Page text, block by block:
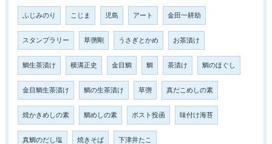
ふじみのり こじま 児島 アート 金田一耕助
スタンプラリー 草彅剛 うさぎとかめ お茶漬け
鯛生茶漬け 横溝正史 金目鯛 鯛 茶漬け 鯛のほぐし
金目鯛生茶漬け 鯛の生茶漬け 草彅 真だこめしの素
焼かきめしの素 鯛めしの素 ポスト投函 味付け海苔
真鯛のだし塩 焼きそば 下津井たこ